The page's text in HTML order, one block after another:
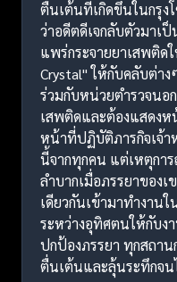
ตื่นเต้นที่เกิดขึ้นในกรุง
ว่าอดีตดีเจกลับตัวมาเ
แพร่กระจายยาเสพติด
Crystal" ให้กับคลับต่าง
ร่วมกับหน่วยตำรวจนอ
เสพติดและต้องแสดงห
หน้าที่ปฏิบัติภารกิจเจ้า
นี้จากทุกคน แต่เหตุกา
ลำบากเมื่อภรรยาของ
เดียวกันเข้ามาทำงาน
ระหว่างอุทิศตนให้กับง
ปกป้องภรรยา ทุกสถา
ตื่นเต้นและลุ้นระทึกจน